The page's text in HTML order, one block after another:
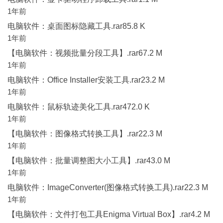
1年前
电脑软件：桌面图标隐藏工具.rar85.8 K
1年前
【电脑软件：视频批量分段工具】.rar67.2 M
1年前
电脑软件：Office Installer安装工具.rar23.2 M
1年前
电脑软件：鼠标轨迹美化工具.rar472.0 K
1年前
【电脑软件：图像格式转换工具】.rar22.3 M
1年前
【电脑软件：批量调整图大小工具】.rar43.0 M
1年前
电脑软件：ImageConverter(图像格式转换工具).rar22.3 M
1年前
【电脑软件：文件打包工具Enigma Virtual Box】.rar4.2 M